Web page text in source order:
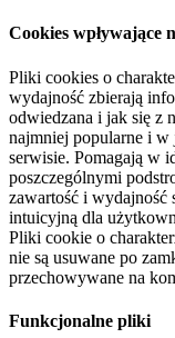
Cookies wpływające
Pliki cookies o
wydajność zbierają
odwiedzana i jak się z
najmniej popularne i
serwisie. Pomagają w
poszczególnymi
zawartość i wydajność
intuicyjną dla
Pliki cookie o
nie są usuwane po
przechowywane na
Funkcjonalne pliki